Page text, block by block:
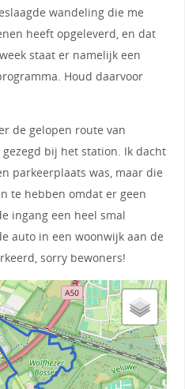
wandeling die me
heeft opgeleverd, en dat
staat er namelijk een
Houd daarvoor
de gelopen route van
bij het station. Ik dacht
parkeerplaats was, maar die
te hebben omdat er geen
ingang een heel smal
auto in een woonwijk aan de
sorry bewoners!